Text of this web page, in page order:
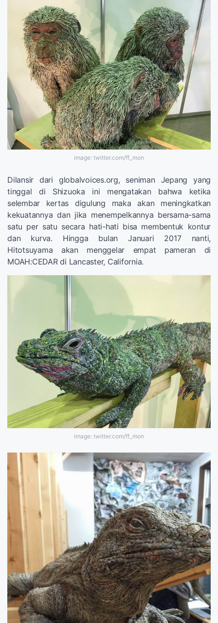
image: twitter.com/ff_mon
Dilansir dari globalvoices.org, seniman Jepang yang
tinggal di Shizuoka ini mengatakan bahwa ketika
selembar kertas digulung maka akan meningkatkan
kekuatannya dan jika menempelkannya bersama-sama
satu per satu secara hati-hati bisa membentuk kontur
dan kurva. Hingga bulan Januari 2017 nanti,
Hitotsuyama akan menggelar empat pameran di
MOAH:CEDAR di Lancaster, California.
image: twitter.com/ff_mon